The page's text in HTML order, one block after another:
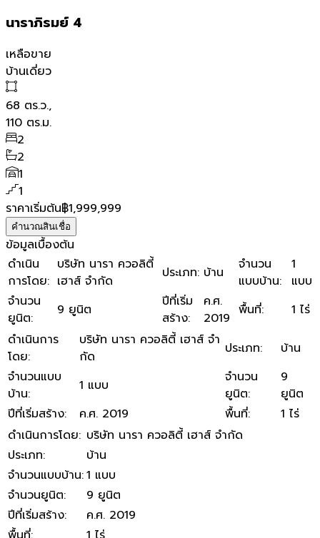
นาราภิรมย์ 4
เหลือขาย
บ้านเดี่ยว
68 ตร.ว.,
110 ตร.ม.
2
2
1
1
ราคาเริ่มต้น฿1,999,999
คำนวณสินเชื่อ
ข้อมูลเบื้องต้น
ดำเนิน
การโดย:
บริษัท นารา ควอลิตี้
เฮาส์ จํากัด
ประเภท: บ้าน
จำนวน
แบบบ้าน:
1
แบบ
จำนวน
ยูนิต: 9 ยูนิต
ปีที่เริ่ม
สร้าง:
ค.ศ.
2019 พื้นที่:
1 ไร่
ดำเนินการ
โดย:
บริษัท นารา ควอลิตี้ เฮาส์ จํา
กัด
ประเภท:
บ้าน
จำนวนแบบ
บ้าน: 1 แบบ
จำนวน
ยูนิต:
9
ยูนิต
ปีที่เริ่มสร้าง: ค.ศ. 2019 พื้นที่:
1 ไร่
ดำเนินการโดย: บริษัท นารา ควอลิตี้ เฮาส์ จํากัด
ประเภท:
บ้าน
จำนวนแบบบ้าน:1 แบบ
จำนวนยูนิต:
9 ยูนิต
ปีที่เริ่มสร้าง:
ค.ศ. 2019